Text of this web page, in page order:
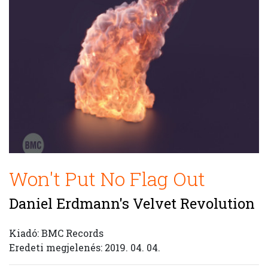
Won't Put No Flag Out
Daniel Erdmann's Velvet Revolution
Kiadó: BMC Records
Eredeti megjelenés: 2019. 04. 04.